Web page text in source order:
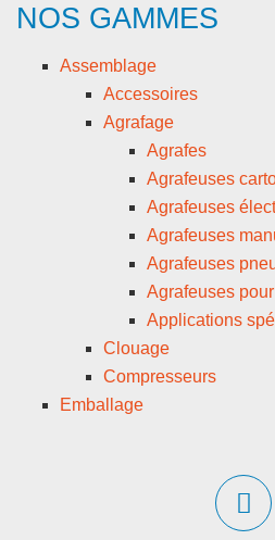
NOS GAMMES
Assemblage
Accessoires
Agrafage
Agrafes
Agrafeuses
Agrafeuses
Agrafeuses
Agrafeuses
Agrafeuses
Applications
Clouage
Compresseurs
Emballage